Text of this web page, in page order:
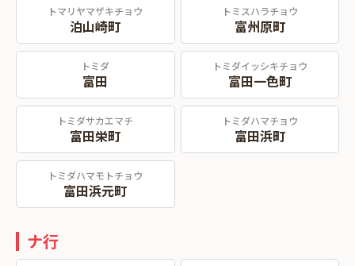
トマリヤマザキチョウ
泊山崎町
トミスハラチョウ
富州原町
トミダ
富田
トミダイッシキチョウ
富田一色町
トミダサカエマチ
富田栄町
トミダハマチョウ
富田浜町
トミダハマモトチョウ
富田浜元町
ナ行